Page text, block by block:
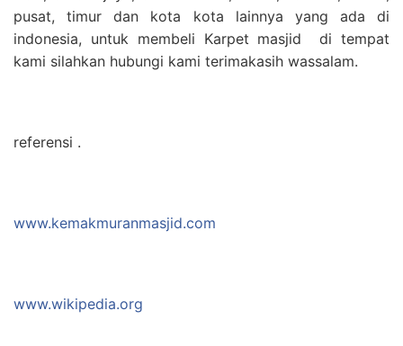
pusat, timur dan kota kota lainnya yang ada di
indonesia, untuk membeli Karpet masjid di tempat
kami silahkan hubungi kami terimakasih wassalam.
referensi .
www.kemakmuranmasjid.com
www.wikipedia.org